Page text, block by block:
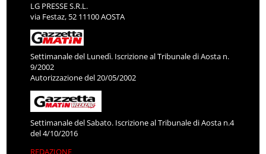
LG PRESSE S.R.L.
via Festaz, 52 11100 AOSTA
Settimanale del Lunedì. Iscrizione al Tribunale di Aosta n.
9/2002
Autorizzazione del 20/05/2002
Settimanale del Sabato. Iscrizione al Tribunale di Aosta n.4
del 4/10/2016